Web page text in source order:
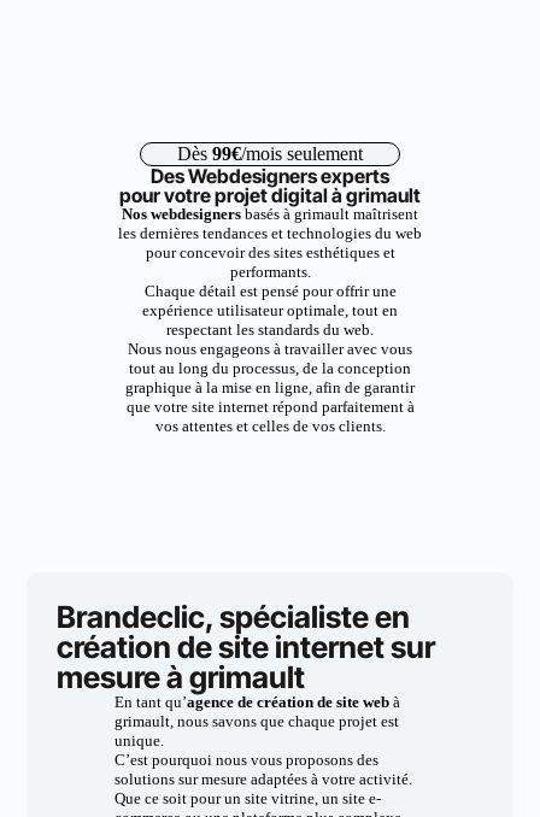
Dès 99€/mois seulement
Des Webdesigners experts
pour votre projet digital à grimault
Nos webdesigners basés à grimault maîtrisent
les dernières tendances et technologies du web
pour concevoir des sites esthétiques et
performants.
Chaque détail est pensé pour offrir une
expérience utilisateur optimale, tout en
respectant les standards du web.
Nous nous engageons à travailler avec vous
tout au long du processus, de la conception
graphique à la mise en ligne, afin de garantir
que votre site internet répond parfaitement à
vos attentes et celles de vos clients.
Brandeclic, spécialiste en
création de site internet sur
mesure à grimault
En tant qu’agence de création de site webà
grimault, nous savons que chaque projet est
unique.
C’est pourquoi nous vous proposons des
solutions sur mesure adaptées à votre activité.
Que ce soit pour un site vitrine, un site e-